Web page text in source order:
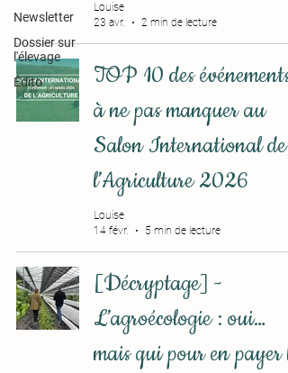
Newsletter
Dossier sur
l'élevage
Édito
Louise
23 avr.
2 min de lecture
TOP 10 des événements
à ne pas manquer au
Salon International de
l’Agriculture 2026
Louise
14 févr.
5 min de lecture
[Décryptage] -
L’agroécologie : oui…
mais qui pour en payer le